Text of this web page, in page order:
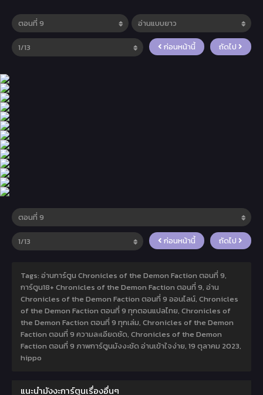
ก่อนหน้านี้ ถัดไป
ก่อนหน้านี้ ถัดไป
Tags: อ่านการ์ตูน Chronicles of the Demon Faction ตอนที่ 9,
การ์ตูน18+ Chronicles of the Demon Faction ตอนที่ 9, อ่าน
Chronicles of the Demon Faction ตอนที่ 9 ออนไลน์, Chronicles
of the Demon Faction ตอนที่ 9 ทุกตอนแปลไทย, Chronicles of
the Demon Faction ตอนที่ 9 ทุกเล่ม, Chronicles of the Demon
Faction ตอนที่ 9 ความละเอียดชัด, Chronicles of the Demon
Faction ตอนที่ 9 ภาพการ์ตูนมังงะชัด อ่านเข้าใจง่าย, 19 ตุลาคม 2023,
hippo
แนะนำมังงะการ์ตูนเรื่องอื่นๆ